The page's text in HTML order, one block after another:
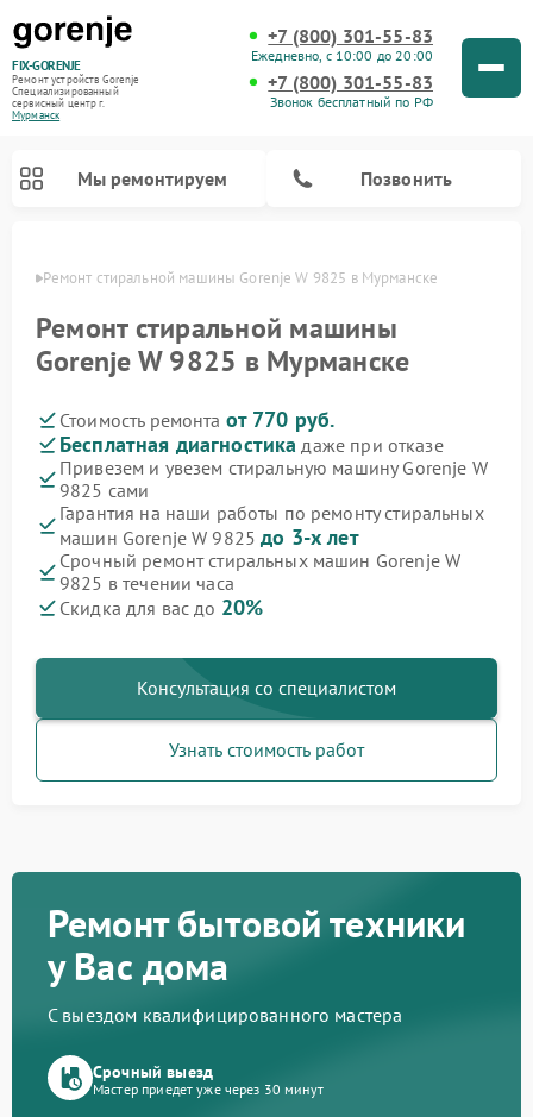
FIX-GORENJE
Ремонт устройств Gorenje
Специализированный
cервисный центр г.
Мурманск
+7 (800) 301-55-83
Ежедневно, с 10:00 до 20:00
+7 (800) 301-55-83
Звонок бесплатный по РФ
Мы ремонтируем Позвонить
Ремонт стиральной машины Gorenje W 9825 в Мурманске
Ремонт стиральной машины
Gorenje W 9825 в Мурманске
Стоимость ремонта от 770 руб.
Бесплатная диагностика даже при отказе
Привезем и увезем стиральную машину Gorenje W
9825 сами
Гарантия на наши работы по ремонту стиральных
машин Gorenje W 9825до 3-х лет
Срочный ремонт стиральных машин Gorenje W
9825 в течении часа
Скидка для вас до 20%
Консультация со специалистом
Узнать стоимость работ
Ремонт бытовой техники
у Вас дома
С выездом квалифицированного мастера
Срочный выезд
Мастер приедет уже через 30 минут